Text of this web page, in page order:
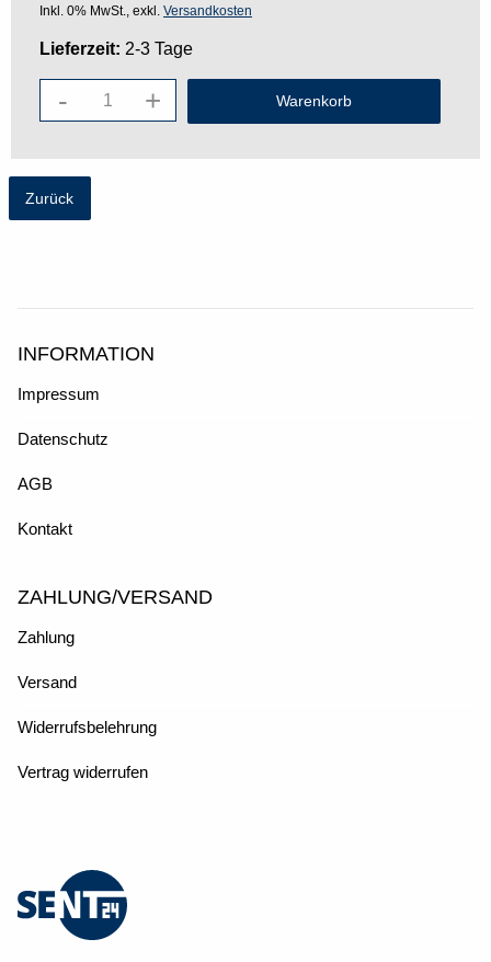
Inkl. 0% MwSt., exkl. Versandkosten
Lieferzeit: 2-3 Tage
- +
Zurück
INFORMATION
Impressum
Datenschutz
AGB
Kontakt
ZAHLUNG/VERSAND
Zahlung
Versand
Widerrufsbelehrung
Vertrag widerrufen